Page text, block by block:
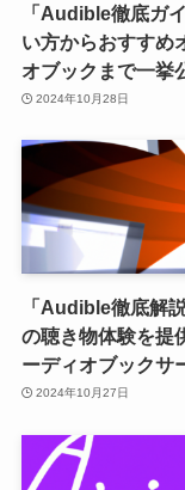
「Audible徹底ガ
い方からおすすめ
オブックまで一挙
2024年10月28日
「Audible徹底解
の聴き物体験を提
ーディオブックサ
2024年10月27日